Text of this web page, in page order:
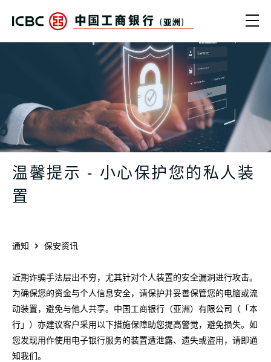
温馨提示 - 小心保护您的私人装置 - 中
温馨提示 - 小心保护您的私人装
置
通知 保安资讯
近期诈骗手法层出不穷，尤其针对个人装置的安全漏洞进行攻击。
为确保您的资金与个人信息安全，请保护并妥善保管您的电脑或流
动装置，避免与他人共享。中国工商银行（亚洲）有限公司（「本
行」）亦建议客户采用以下措施保障助您提高警觉，避免损失。如
您发现用作使用电子银行服务的装置遭泄露、遗失或盗用，请即通
知我们。